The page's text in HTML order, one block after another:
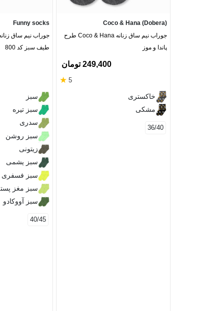
Coco & Hana (Dobera)
جوراب نیم ساق زنانه Coco & Hana طرح
پاندا و موز
249,400 تومان
5
★
خاکستری
مشکی
36/40
Funny socks
جوراب نیم ساق
طیف سبز کد 800
سبز
سبز تیره
سدری
سبز روشن
زیتونی
سبز یشمی
سبز فسفری
سبز مغز
سبز آووکادو
40/45